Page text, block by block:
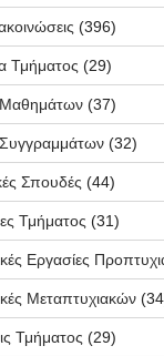
(396)
Τμήματος (29)
(37)
(32)
Σπουδές (44)
Τμήματος (31)
Εργασίες
Μεταπτυχιακών
Τμήματος (29)